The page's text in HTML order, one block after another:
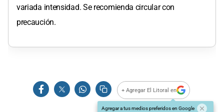
variada intensidad. Se recomienda circular con
precaución.
+ Agregar El Litoral en
Agregar a tus medios preferidos en Google